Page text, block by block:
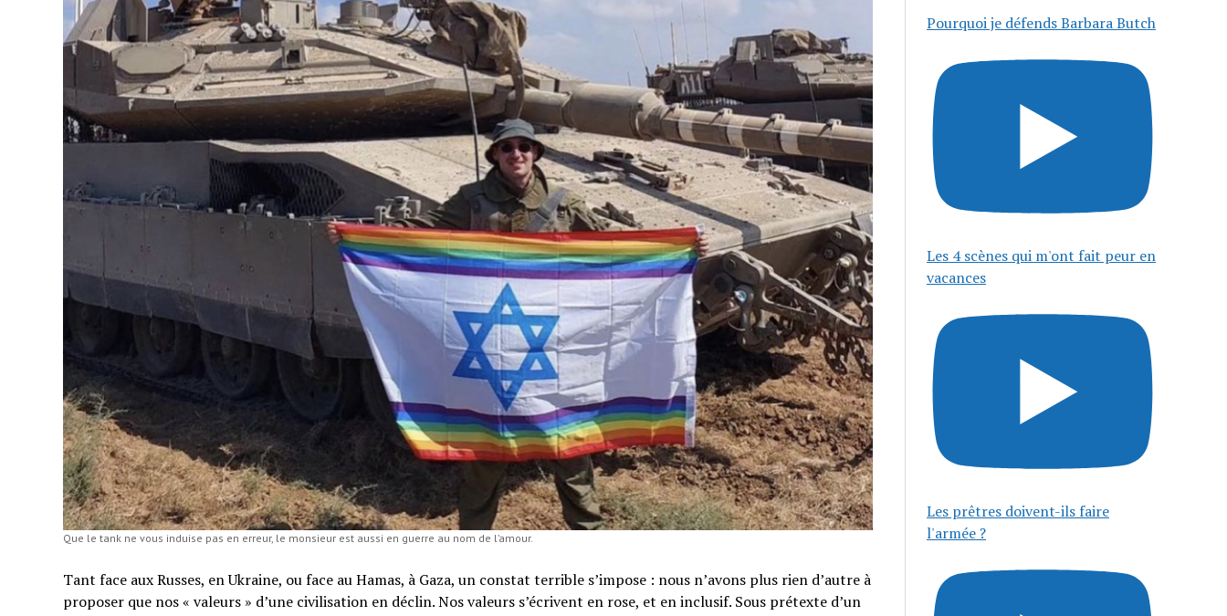
Que le tank ne vous induise pas en erreur, le monsieur est aussi en guerre au nom de l’amour.
Tant face aux Russes, en Ukraine, ou face au Hamas, à Gaza, un constat terrible s’impose : nous n’avons plus rien d’autre à
proposer que nos « valeurs » d’une civilisation en déclin. Nos valeurs s’écrivent en rose, et en inclusif. Sous prétexte d’un
Pourquoi je défends Barbara Butch
Les 4 scènes qui m'ont fait peur en
vacances
Les prêtres doivent-ils faire
l'armée ?